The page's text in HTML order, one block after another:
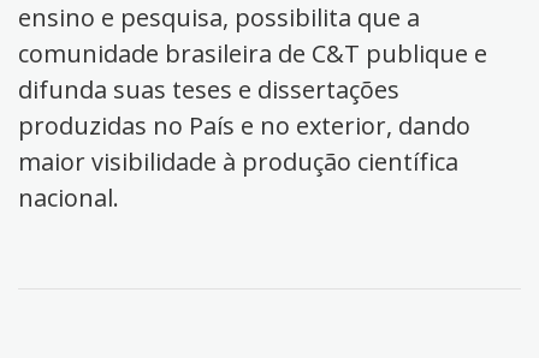
ensino e pesquisa, possibilita que a
comunidade brasileira de C&T publique e
difunda suas teses e dissertações
produzidas no País e no exterior, dando
maior visibilidade à produção científica
nacional.